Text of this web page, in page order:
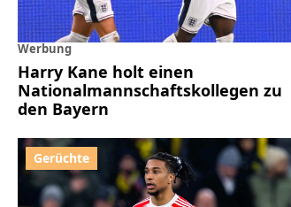
Werbung
Harry Kane holt einen
Nationalmannschaftskollegen zu
den Bayern